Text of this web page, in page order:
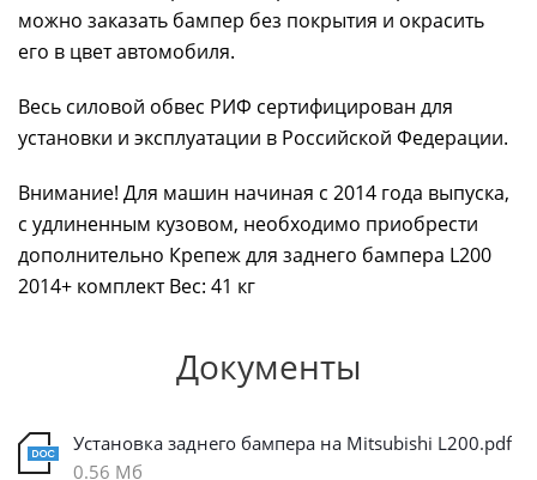
можно заказать бампер без покрытия и окрасить
его в цвет автомобиля.
Весь силовой обвес РИФ сертифицирован для
установки и эксплуатации в Российской Федерации.
Внимание! Для машин начиная с 2014 года выпуска,
с удлиненным кузовом, необходимо приобрести
дополнительно Крепеж для заднего бампера L200
2014+ комплект Вес: 41 кг
Документы
Установка заднего бампера на Mitsubishi L200.pdf
0.56 Мб